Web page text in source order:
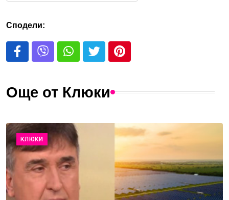
Сподели:
Още от Клюки
КЛЮКИ